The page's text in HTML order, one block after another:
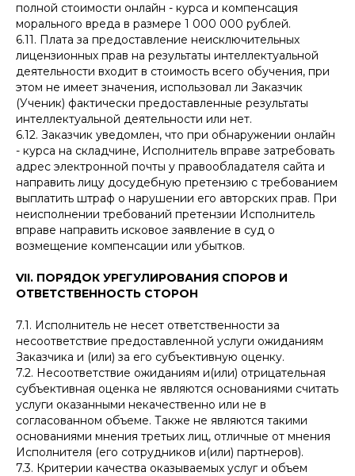
полной стоимости онлайн - курса и компенсация
морального вреда в размере 1 000 000 рублей.
6.11. Плата за предоставление неисключительных
лицензионных прав на результаты интеллектуальной
деятельности входит в стоимость всего обучения, при
этом не имеет значения, использовал ли Заказчик
(Ученик) фактически предоставленные результаты
интеллектуальной деятельности или нет.
6.12. Заказчик уведомлен, что при обнаружении онлайн
- курса на складчине, Исполнитель вправе затребовать
адрес электронной почты у правообладателя сайта и
направить лицу досудебную претензию с требованием
выплатить штраф о нарушении его авторских прав. При
неисполнении требований претензии Исполнитель
вправе направить исковое заявление в суд о
возмещение компенсации или убытков.
VII. ПОРЯДОК УРЕГУЛИРОВАНИЯ СПОРОВ И
ОТВЕТСТВЕННОСТЬ СТОРОН
7.1. Исполнитель не несет ответственности за
несоответствие предоставленной услуги ожиданиям
Заказчика и (или) за его субъективную оценку.
7.2. Несоответствие ожиданиям и(или) отрицательная
субъективная оценка не являются основаниями считать
услуги оказанными некачественно или не в
согласованном объеме. Также не являются такими
основаниями мнения третьих лиц, отличные от мнения
Исполнителя (его сотрудников и(или) партнеров).
7.3. Критерии качества оказываемых услуг и объем